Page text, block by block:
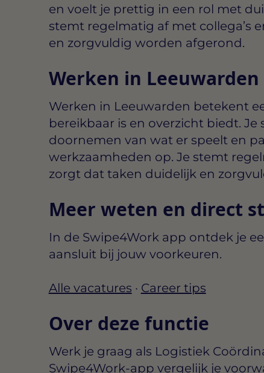
en voelt je prettig in een rol met
stemt regelmatig af met collega’s
en zorgvuldig worden afgerond.
Werken in Leeuwarden
Werken in Leeuwarden betekent
bereikbaar is en overzicht biedt.
doornemen van wat er speelt en
werkzaamheden op. Je stemt
zorgt dat taken duidelijk en
Meer weten en direct
In de Swipe4Work app ontdek je
aansluit bij jouw voorkeuren.
Alle vacatures · Career tips
Over deze functie
Werk je graag als Logistiek
Swipe4Work-app vergelijk je